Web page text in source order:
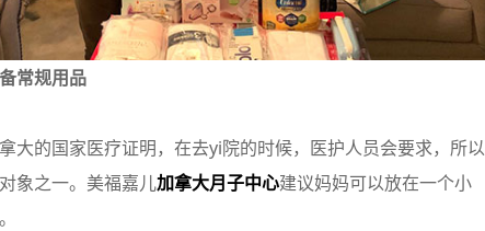
常规用品
大的国家医疗证明，在去yi院的时候，医护人员会要求，所以
象之一。美福嘉儿加拿大月子中心建议妈妈可以放在一个小